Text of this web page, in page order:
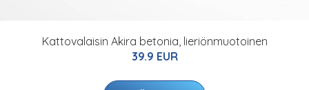
Kattovalaisin Akira betonia, lieriönmuotoinen
39.9 EUR